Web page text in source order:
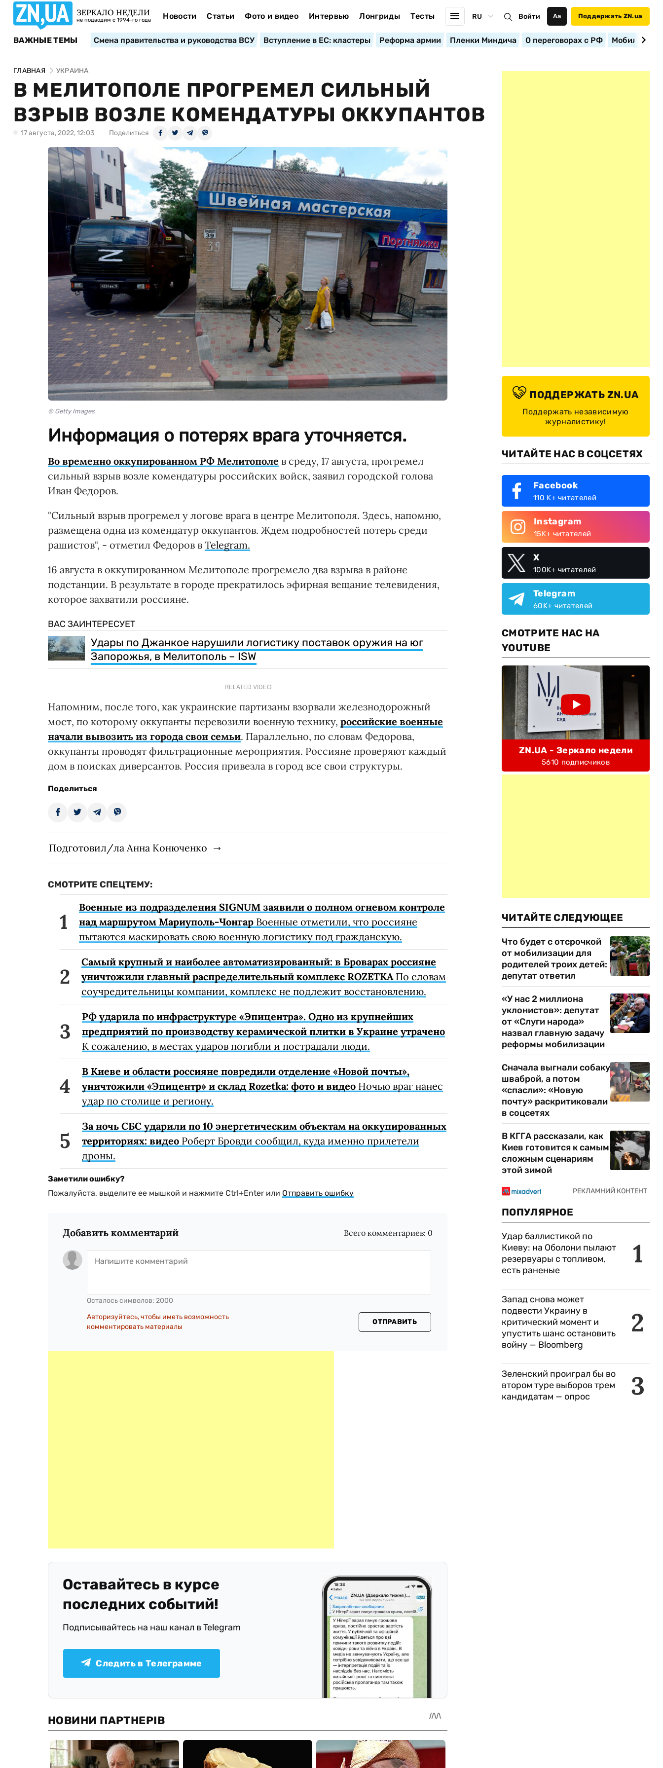
ЗЕРКАЛО НЕДЕЛИ
не подводим с 1994-го года Новости Статьи Фото и видео Интервью Лонгриды Тесты RU Войти Аа Поддержать ZN.ua
ВАЖНЫЕ ТЕМЫ Смена правительства и руководства ВСУ Вступление в ЕС: кластеры Реформа армии Пленки Миндича О переговорах с РФ
ГЛАВНАЯ УКРАИНА
В МЕЛИТОПОЛЕ ПРОГРЕМЕЛ СИЛЬНЫЙ
ВЗРЫВ ВОЗЛЕ КОМЕНДАТУРЫ ОККУПАНТОВ
17 августа, 2022, 12:03 Поделиться
© Getty Images
Информация о потерях врага уточняется.
Во временно оккупированном РФ Мелитополе в среду, 17 августа, прогремел
сильный взрыв возле комендатуры российских войск, заявил городской голова
Иван Федоров.
"Сильный взрыв прогремел у логове врага в центре Мелитополя. Здесь, напомню,
размещена одна из комендатур оккупантов. Ждем подробностей потерь среди
рашистов", - отметил Федоров в Telegram.
16 августа в оккупированном Мелитополе прогремело два взрыва в районе
подстанции. В результате в городе прекратилось эфирная вещание телевидения,
которое захватили россияне.
ВАС ЗАИНТЕРЕСУЕТ
Удары по Джанкое нарушили логистику поставок оружия на юг
Запорожья, в Мелитополь – ISW
RELATED VIDEO
Напомним, после того, как украинские партизаны взорвали железнодорожный
мост, по которому оккупанты перевозили военную технику, российские военные
начали вывозить из города свои семьи. Параллельно, по словам Федорова,
оккупанты проводят фильтрационные мероприятия. Россияне проверяют каждый
дом в поисках диверсантов. Россия привезла в город все свои структуры.
Поделиться
Подготовил/ла Анна Конюченко
СМОТРИТЕ СПЕЦТЕМУ:
Военные из подразделения SIGNUM заявили о полном огневом контроле
над маршрутом Мариуполь-Чонгар Военные отметили, что россияне
пытаются маскировать свою военную логистику под гражданскую.
Самый крупный и наиболее автоматизированный: в Броварах россияне
уничтожили главный распределительный комплекс ROZETKAПо словам
соучредительницы компании, комплекс не подлежит восстановлению.
РФ ударила по инфраструктуре «Эпицентра». Одно из крупнейших
предприятий по производству керамической плитки в Украине утрачено
К сожалению, в местах ударов погибли и пострадали люди.
В Киеве и области россияне повредили отделение «Новой почты»,
уничтожили «Эпицентр» и склад Rozetka: фото и видео Ночью враг нанес
удар по столице и региону.
За ночь СБС ударили по 10 энергетическим объектам на оккупированных
территориях: видео Роберт Бровди сообщил, куда именно прилетели
дроны.
Заметили ошибку?
Пожалуйста, выделите ее мышкой и нажмите Ctrl+Enter или Отправить ошибку
Добавить комментарий Всего комментариев: 0
Осталось символов: 2000
Авторизуйтесь, чтобы иметь возможность
комментировать материалы
ОТПРАВИТЬ
Оставайтесь в курсе
последних событий!
Подписывайтесь на наш канал в Telegram
Следить в Телеграмме
ПОДДЕРЖАТЬ ZN.UA
Поддержать независимую
журналистику!
ЧИТАЙТЕ НАС В СОЦСЕТЯХ
Facebook
110 K+ читателей
Instagram
15K+ читателей
X
100K+ читателей
Telegram
60K+ читателей
СМОТРИТЕ НАС НА
YOUTUBE
ZN.UA - Зеркало недели
5610 подписчиков
ЧИТАЙТЕ СЛЕДУЮЩЕЕ
Что будет с отсрочкой
от мобилизации для
родителей троих детей:
депутат ответил
«У нас 2 миллиона
уклонистов»: депутат
от «Слуги народа»
назвал главную задачу
реформы мобилизации
Сначала выгнали собаку
шваброй, а потом
«спасли»: «Новую
почту» раскритиковали
в соцсетях
В КГГА рассказали, как
Киев готовится к самым
сложным сценариям
этой зимой
ПОПУЛЯРНОЕ
1
Удар баллистикой по
Киеву: на Оболони пылают
резервуары с топливом,
есть раненые
2
Запад снова может
подвести Украину в
критический момент и
упустить шанс остановить
войну — Bloomberg
3
Зеленский проиграл бы во
втором туре выборов трем
кандидатам — опрос